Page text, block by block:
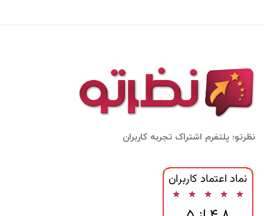
نظرتو؛ پلتفرم اشتراک تجربه کاربران